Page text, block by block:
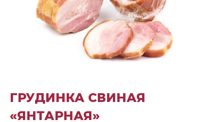
ГРУДИНКА СВИНАЯ
«ЯНТАРНАЯ»